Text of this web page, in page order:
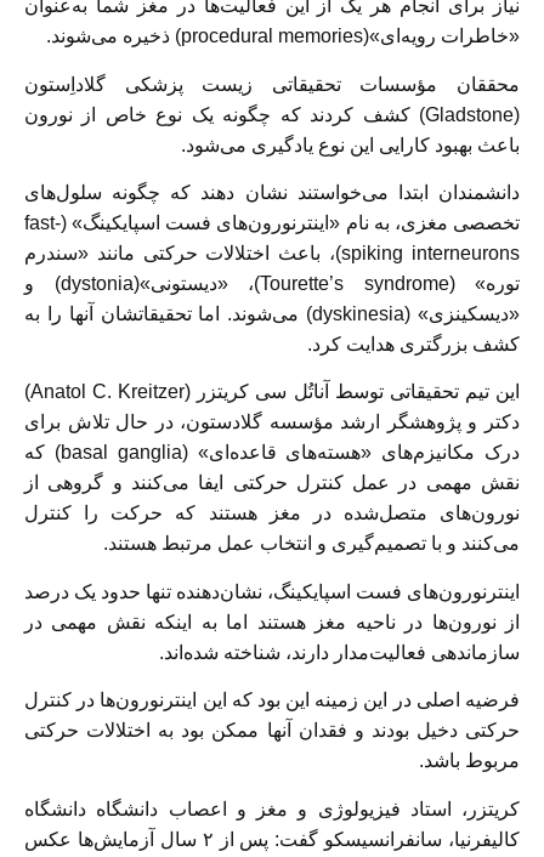
نیاز برای انجام هر یک از این فعالیت‌ها در مغز شما به‌عنوان
«خاطرات رویه‌ای»(procedural memories) ذخیره می‌شوند.
محققان مؤسسات تحقیقاتی زیست پزشکی گلاداِستون
(Gladstone) کشف کردند که چگونه یک نوع خاص از نورون
باعث بهبود کارایی این نوع یادگیری می‌شود.
دانشمندان ابتدا می‌خواستند نشان دهند که چگونه سلول‌های
تخصصی مغزی، به نام «اینترنورون‌های فست اسپایکینگ» (fast-
spiking interneurons)، باعث اختلالات حرکتی مانند «سندرم
توره» (Tourette’s syndrome)، «دیستونی»(dystonia) و
«دیسکینزی» (dyskinesia) می‌شوند. اما تحقیقاتشان آنها را به
کشف بزرگتری هدایت کرد.
این تیم تحقیقاتی توسط آناتُل سی کریتزر (Anatol C. Kreitzer)
دکتر و پژوهشگر ارشد مؤسسه گلادستون، در حال تلاش برای
درک مکانیزم‌های «هسته‌های قاعده‌ای» (basal ganglia) که
نقش مهمی در عمل کنترل حرکتی ایفا می‌کنند و گروهی از
نورون‌های متصل‌شده در مغز هستند که حرکت را کنترل
می‌کنند و با تصمیم‌گیری و انتخاب عمل مرتبط هستند.
اینترنورون‌های فست اسپایکینگ، نشان‌دهنده تنها حدود یک درصد
از نورون‌ها در ناحیه مغز هستند اما به اینکه نقش مهمی در
سازماندهی فعالیت‌مدار دارند، شناخته شده‌اند.
فرضیه اصلی در این زمینه این بود که این اینترنورون‌ها در کنترل
حرکتی دخیل بودند و فقدان آنها ممکن بود به اختلالات حرکتی
مربوط باشد.
کریتزر، استاد فیزیولوژی و مغز و اعصاب دانشگاه دانشگاه
کالیفرنیا، سانفرانسیسکو گفت: پس از ۲ سال آزمایش‌ها عکس